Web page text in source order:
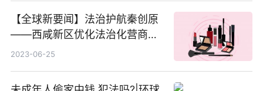
【全球新要闻】法治护航秦创原
——西咸新区优化法治化营商环
境服务保障秦创原建设速览
2023-06-25